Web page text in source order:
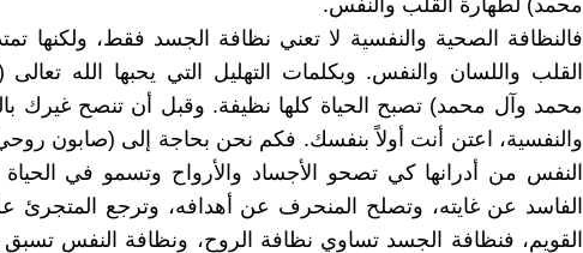
محمد) لطهارة القلب والنفس.
فالنظافة الصحية والنفسية لا تعني نظافة الجسد فقط، ولكنها
القلب واللسان والنفس. وبكلمات التهليل التي يحبها الله
محمد وآل محمد) تصبح الحياة كلها نظيفة. وقبل أن تنصح غيرك
والنفسية، اعتن أنت أولاً بنفسك. فكم نحن بحاجة إلى (صابون
النفس من أدرانها كي تصحو الأجساد والأرواح وتسمو في الحياة
الفاسد عن غايته، وتصلح المنحرف عن أهدافه، وترجع المتجرئ
القويم، فنظافة الجسد تساوي نظافة الروح، ونظافة النفس تسبق